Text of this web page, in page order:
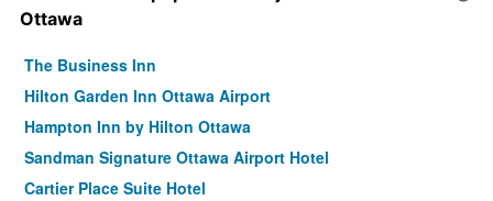
Ottawa
The Business Inn
Hilton Garden Inn Ottawa Airport
Hampton Inn by Hilton Ottawa
Sandman Signature Ottawa Airport Hotel
Cartier Place Suite Hotel